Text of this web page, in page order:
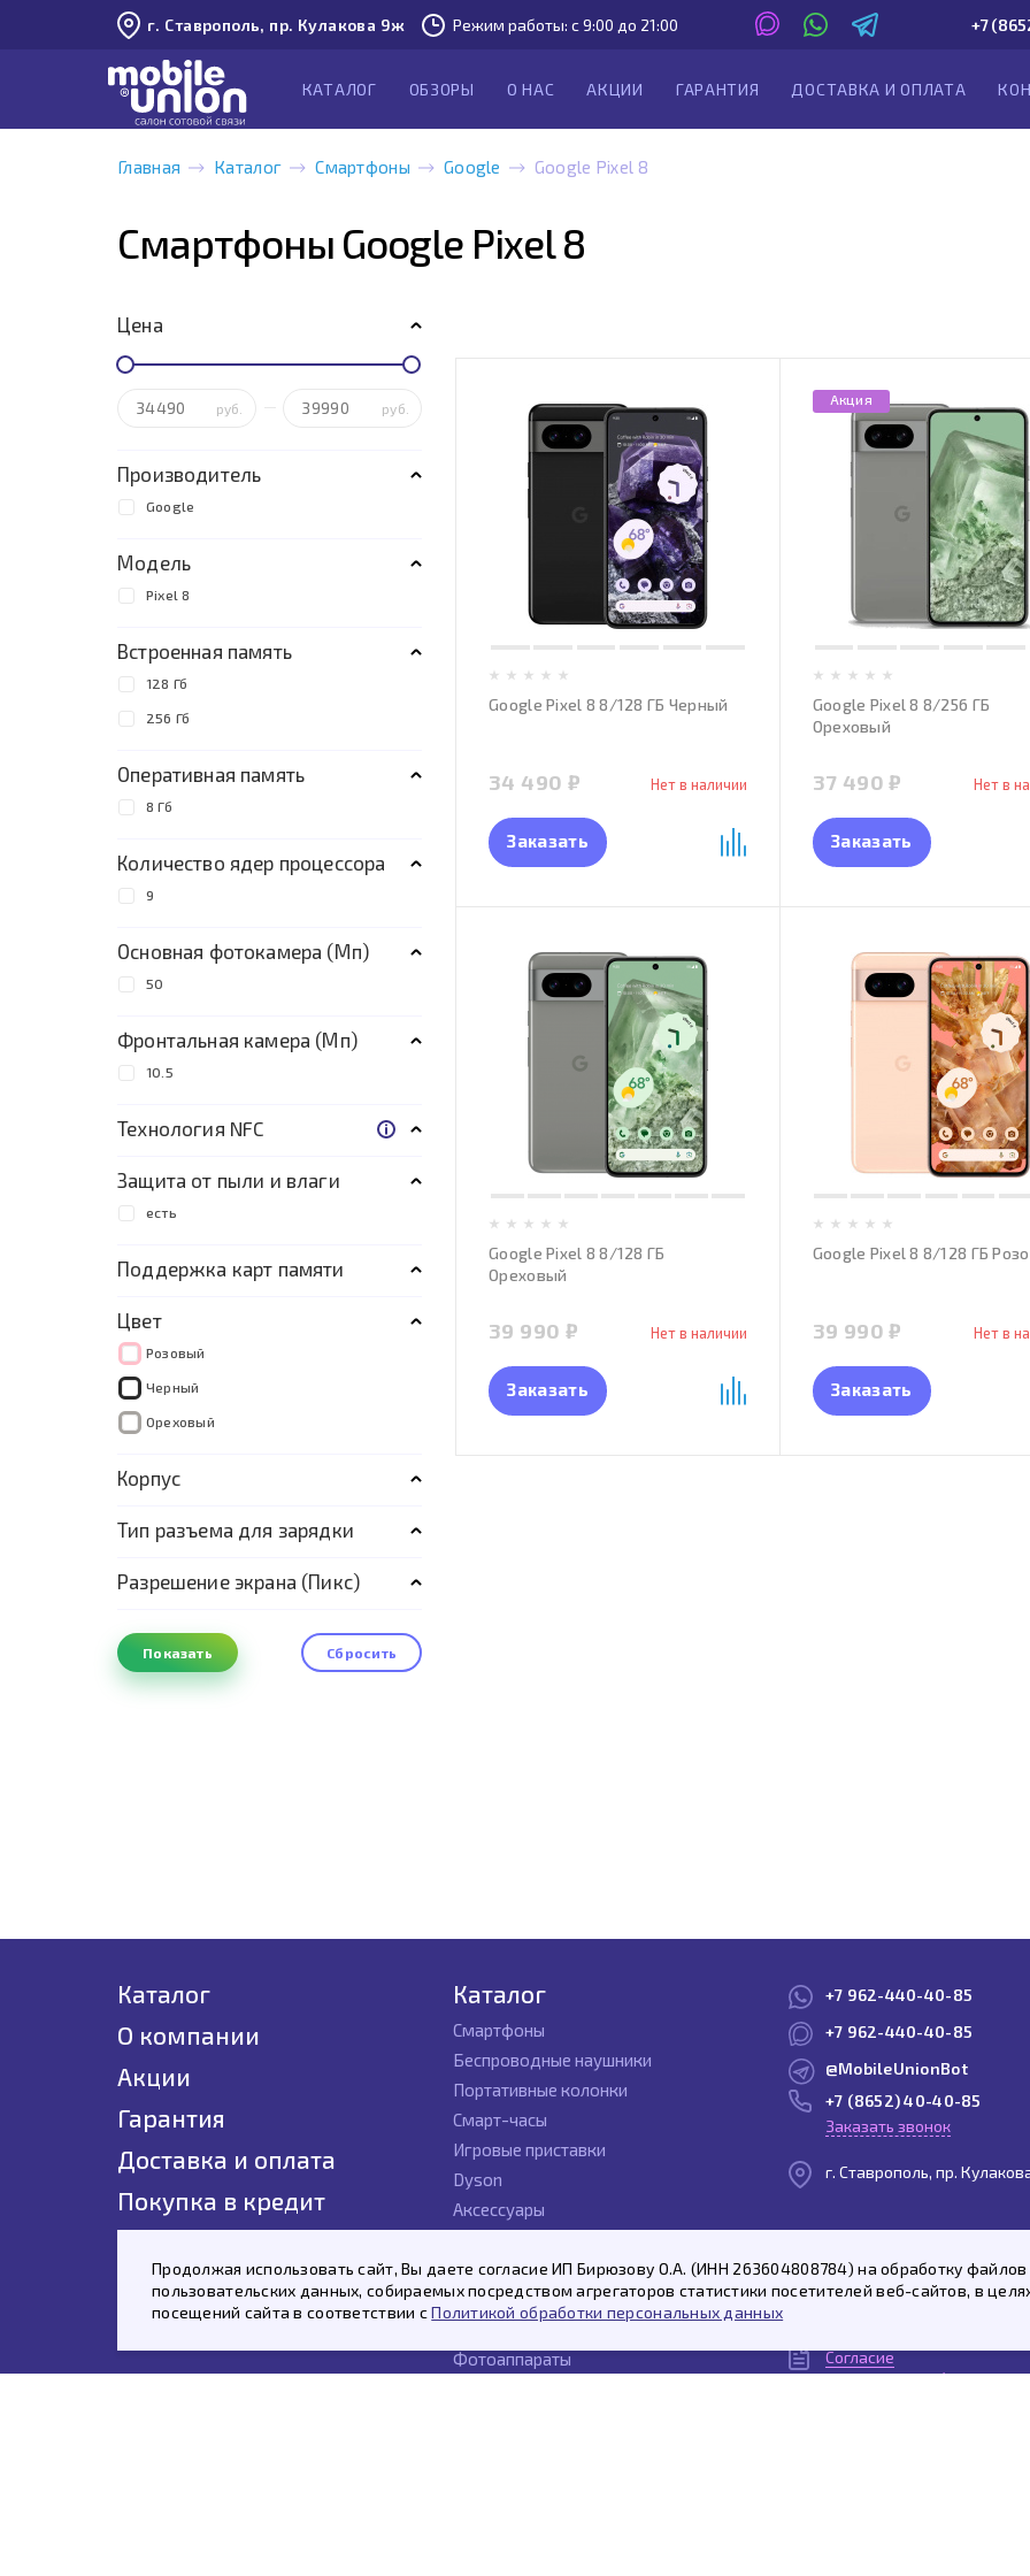
Продолжая использовать сайт, Вы даете согласие ИП Бирюзову О.А. (ИНН 263604808784) на обработку
пользовательских данных, собираемых посредством агрегаторов статистики посетителей веб-сайтов, в
посещений сайта в соответствии сПолитикой обработки персональных данных
г. Ставрополь, пр. Кулакова 9ж Режим работы: с 9:00 до 21:00 +7
КАТАЛОГ ОБЗОРЫ О НАС АКЦИИ ГАРАНТИЯ ДОСТАВКА И ОПЛАТА
Главная Каталог Смартфоны Google Google Pixel 8
Смартфоны Google Pixel 8
Цена
руб. руб.
Производитель
Google
Модель
Pixel 8
Встроенная память
128 Гб
256 Гб
Оперативная память
8 Гб
Количество ядер процессора
9
Основная фотокамера (Мп)
50
Фронтальная камера (Мп)
10.5
Технология NFC
Защита от пыли и влаги
есть
Поддержка карт памяти
Цвет
Розовый
Черный
Ореховый
Корпус
Тип разъема для зарядки
Разрешение экрана (Пикс)
Google Pixel 8 8/128 ГБ Черный
34 490 ₽ Нет в наличии
Заказать
Акция
Google Pixel 8 8/256 ГБ
Ореховый
37 490 ₽ Нет в
Заказать
Google Pixel 8 8/128 ГБ
Ореховый
39 990 ₽ Нет в наличии
Заказать
Google Pixel 8 8/128 ГБ
39 990 ₽ Нет в
Заказать
Каталог
О компании
Акции
Гарантия
Доставка и оплата
Покупка в кредит
Каталог
Смартфоны
Беспроводные наушники
Портативные колонки
Смарт-часы
Игровые приставки
Dyson
Аксессуары
Новинки
Планшеты
Умные колонки Яндекс.Станция
Фотоаппараты
+7 962-440-40-85
+7 962-440-40-85
@MobileUnionBot
+7 (8652) 40-40-85
Заказать звонок
г. Ставрополь, пр.
конфиденциальности
Согласие
на рекламную /